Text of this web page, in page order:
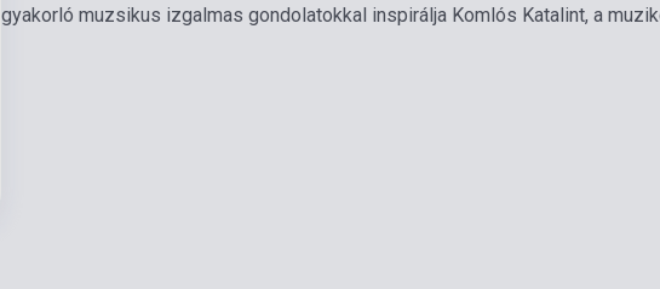
gyakorló muzsikus izgalmas gondolatokkal inspirálja Komlós Katalint, a